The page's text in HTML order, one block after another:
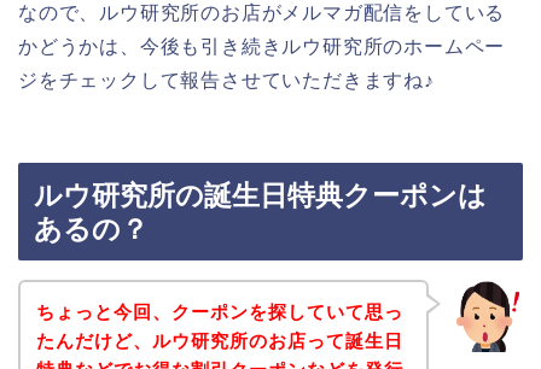
なので、ルウ研究所のお店がメルマガ配信をしている
かどうかは、今後も引き続きルウ研究所のホームペー
ジをチェックして報告させていただきますね♪
ルウ研究所の誕生日特典クーポンは
あるの？
ちょっと今回、クーポンを探していて思っ
たんだけど、ルウ研究所のお店って誕生日